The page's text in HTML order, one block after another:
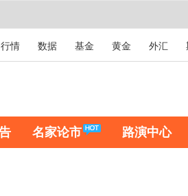
行情 数据 基金 黄金 外汇
名家论市 路演中心